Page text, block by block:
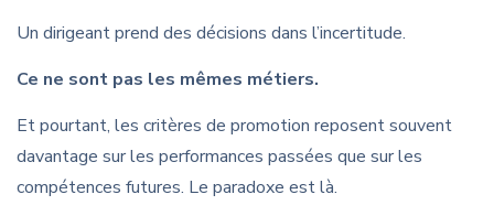
Un dirigeant prend des décisions dans l’incertitude.
Ce ne sont pas les mêmes métiers.
Et pourtant, les critères de promotion reposent souvent
davantage sur les performances passées que sur les
compétences futures. Le paradoxe est là.